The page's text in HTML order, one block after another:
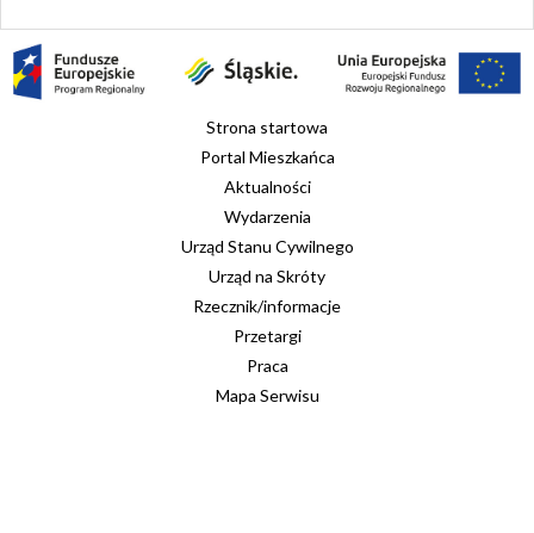
Strona startowa
Portal Mieszkańca
Aktualności
Wydarzenia
Urząd Stanu Cywilnego
Urząd na Skróty
Rzecznik/informacje
Przetargi
Praca
Mapa Serwisu